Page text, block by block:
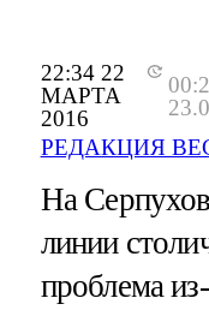
22:34 22
МАРТА
2016
РЕДАКЦИЯ
На
линии
проблема